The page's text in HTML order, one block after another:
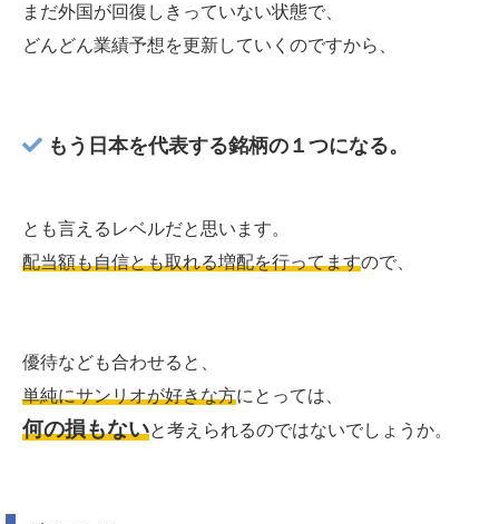
まだ外国が回復しきっていない状態で、
どんどん業績予想を更新していくのですから、
もう日本を代表する銘柄の１つになる。
とも言えるレベルだと思います。
配当額も自信とも取れる増配を行ってますので、
優待なども合わせると、
単純にサンリオが好きな方にとっては、
何の損もないと考えられるのではないでしょうか。